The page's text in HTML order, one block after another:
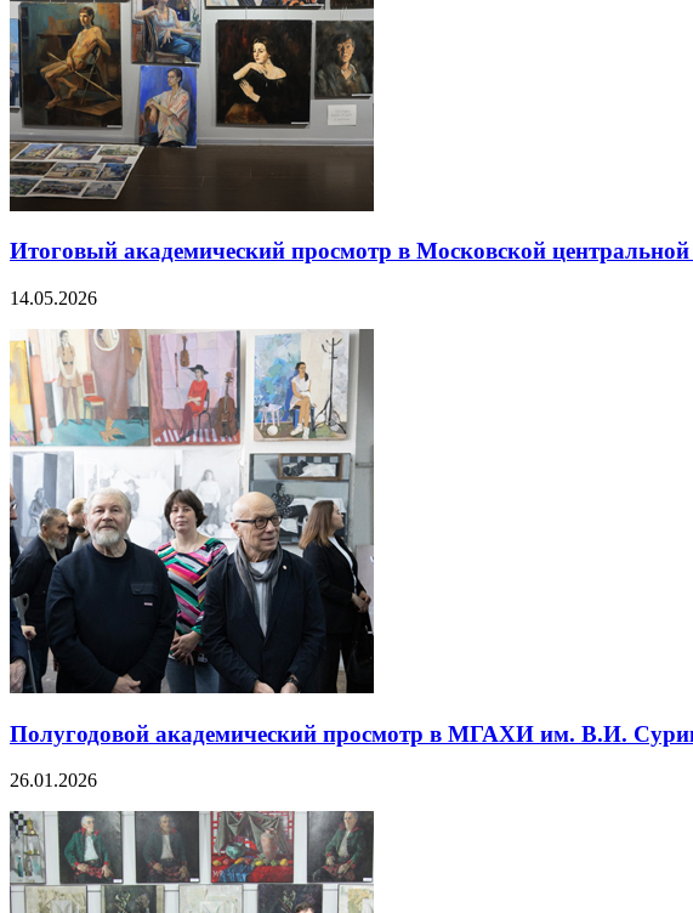
Итоговый академический просмотр в Московской
14.05.2026
Полугодовой академический просмотр в МГАХИ им. В.И.
26.01.2026